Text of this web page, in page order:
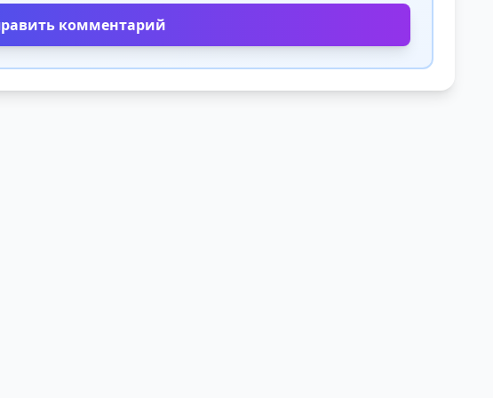
комментарий